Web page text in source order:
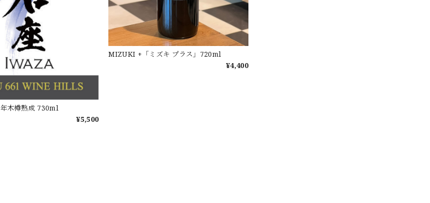
木樽熟成 730ml
¥5,500
MIZUKI +「ミズキ プラス」720ml
¥4,400